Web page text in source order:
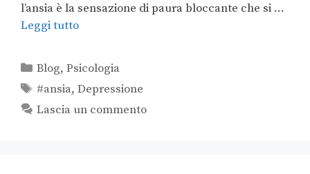
l’ansia è la sensazione di paura bloccante che si …
Leggi tutto
Blog,Psicologia
#ansia,Depressione
Lascia un commento